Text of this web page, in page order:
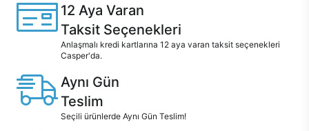
12 Aya Varan
Taksit Seçenekleri
Anlaşmalı kredi kartlarına 12 aya varan taksit seçenekleri
Casper'da.
Aynı Gün
Teslim
Seçili ürünlerde Aynı Gün Teslim!